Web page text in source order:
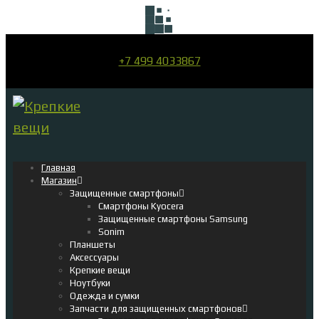
+7 499 4033867
Главная
Магазин
Защищенные смартфоны
Смартфоны Kyocera
Защищенные смартфоны Samsung
Sonim
Планшеты
Аксессуары
Крепкие вещи
Ноутбуки
Одежда и сумки
Запчасти для защищенных смартфонов